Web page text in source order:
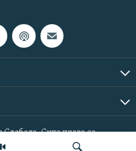
Сите права се